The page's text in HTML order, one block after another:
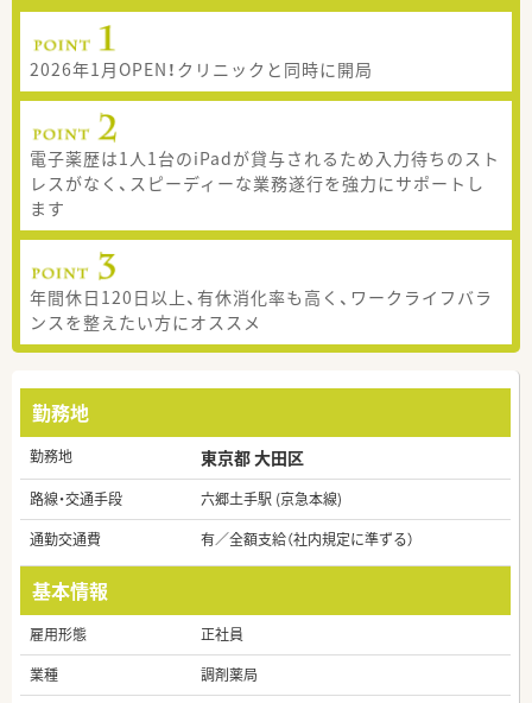
2026年1月OPEN！クリニックと同時に開局
電子薬歴は1人1台のiPadが貸与されるため入力待ちのスト
レスがなく、スピーディーな業務遂行を強力にサポートし
ます
年間休日120日以上、有休消化率も高く、ワークライフバラ
ンスを整えたい方にオススメ
勤務地
勤務地 東京都 大田区
路線・交通手段
六郷土手駅 (京急本線)
通勤交通費
有／全額支給（社内規定に準ずる）
基本情報
雇用形態
正社員
業種
調剤薬局